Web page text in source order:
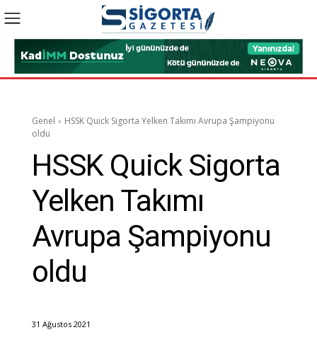
Genel
HSSK Quick Sigorta Yelken Takımı Avrupa Şampiyonu
oldu
HSSK Quick Sigorta
Yelken Takımı
Avrupa Şampiyonu
oldu
31 Ağustos 2021